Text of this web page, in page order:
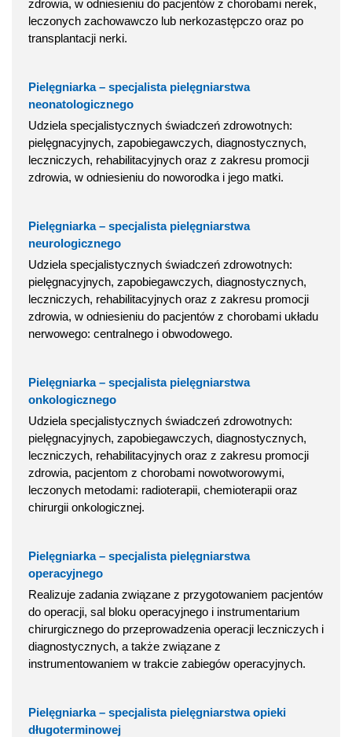
zdrowia, w odniesieniu do pacjentów z chorobami nerek,
leczonych zachowawczo lub nerkozastępczo oraz po
transplantacji nerki.
Pielęgniarka – specjalista pielęgniarstwa
neonatologicznego
Udziela specjalistycznych świadczeń zdrowotnych:
pielęgnacyjnych, zapobiegawczych, diagnostycznych,
leczniczych, rehabilitacyjnych oraz z zakresu promocji
zdrowia, w odniesieniu do noworodka i jego matki.
Pielęgniarka – specjalista pielęgniarstwa
neurologicznego
Udziela specjalistycznych świadczeń zdrowotnych:
pielęgnacyjnych, zapobiegawczych, diagnostycznych,
leczniczych, rehabilitacyjnych oraz z zakresu promocji
zdrowia, w odniesieniu do pacjentów z chorobami układu
nerwowego: centralnego i obwodowego.
Pielęgniarka – specjalista pielęgniarstwa
onkologicznego
Udziela specjalistycznych świadczeń zdrowotnych:
pielęgnacyjnych, zapobiegawczych, diagnostycznych,
leczniczych, rehabilitacyjnych oraz z zakresu promocji
zdrowia, pacjentom z chorobami nowotworowymi,
leczonych metodami: radioterapii, chemioterapii oraz
chirurgii onkologicznej.
Pielęgniarka – specjalista pielęgniarstwa
operacyjnego
Realizuje zadania związane z przygotowaniem pacjentów
do operacji, sal bloku operacyjnego i instrumentarium
chirurgicznego do przeprowadzenia operacji leczniczych i
diagnostycznych, a także związane z
instrumentowaniem w trakcie zabiegów operacyjnych.
Pielęgniarka – specjalista pielęgniarstwa opieki
długoterminowej